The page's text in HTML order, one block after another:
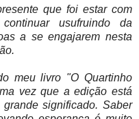
que foi estar com
usufruindo da
a se engajarem nesta
meu livro "O Quartinho
vez que a edição está
significado. Saber